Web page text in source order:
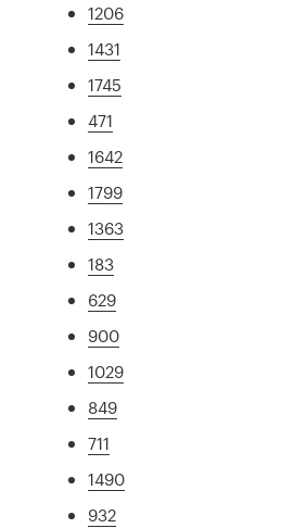
1206
1431
1745
471
1642
1799
1363
183
629
900
1029
849
711
1490
932